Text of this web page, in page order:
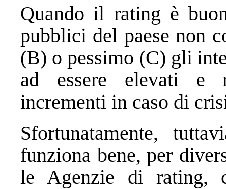
Quando il rating è
pubblici del paese non
(B) o pessimo (C) gli
ad essere elevati e
incrementi in caso di
Sfortunatamente,
funziona bene, per
le Agenzie di rating,